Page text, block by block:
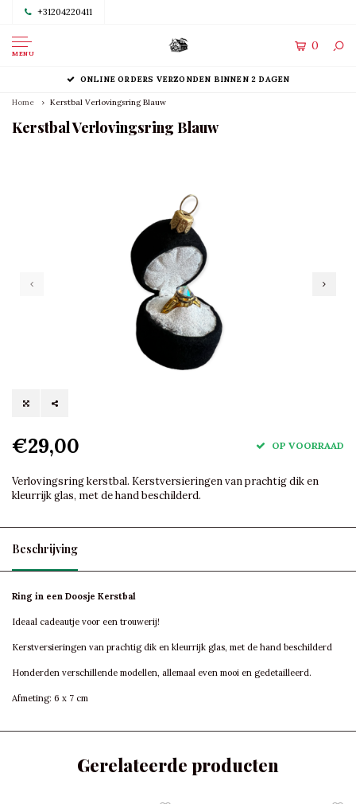
+31204220411
MENU
0
ONLINE ORDERS VERZONDEN BINNEN 2 DAGEN
Home Kerstbal Verlovingsring Blauw
Kerstbal Verlovingsring Blauw
€29,00 OP VOORRAAD
Verlovingsring kerstbal. Kerstversieringen van prachtig dik en
kleurrijk glas, met de hand beschilderd.
Beschrijving
Ring in een Doosje Kerstbal
Ideaal cadeautje voor een trouwerij!
Kerstversieringen van prachtig dik en kleurrijk glas, met de hand beschilderd
Honderden verschillende modellen, allemaal even mooi en gedetailleerd.
Afmeting: 6 x 7 cm
Gerelateerde producten